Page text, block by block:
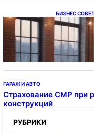
БИЗНЕС
тросе
ГАРАЖ И АВТО
Страхование СМР при
конструкций
РУБРИКИ